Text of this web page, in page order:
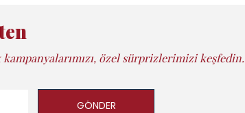
özel sürprizlerimizi keşfedin.
GÖNDER